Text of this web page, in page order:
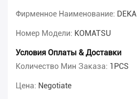
Фирменное Наименование: DEKA
Номер Модели: KOMATSU
Условия Оплаты & Доставки
Количество Мин Заказа: 1PCS
Цена: Negotiate